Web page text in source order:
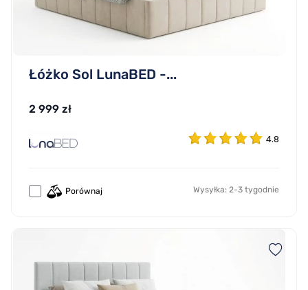
Łóżko Sol LunaBED -...
2 999 zł
4.8
Porównaj Wysyłka: 2-3 tygodnie